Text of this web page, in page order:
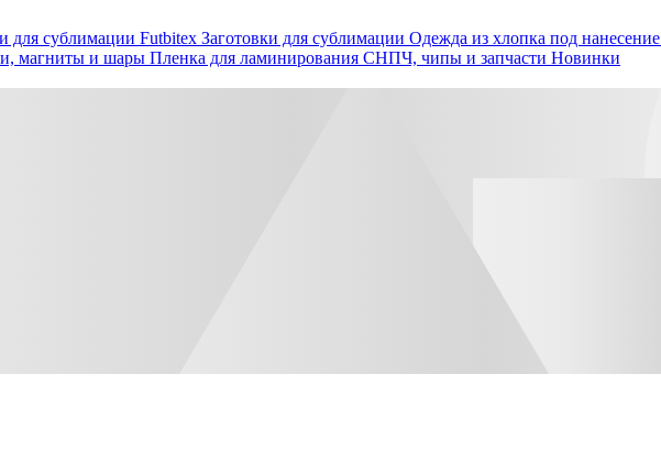
для сублимации Futbitex Заготовки для сублимации Одежда из хлопка под нанесение
магниты и шары Пленка для ламинирования СНПЧ, чипы и запчасти Новинки